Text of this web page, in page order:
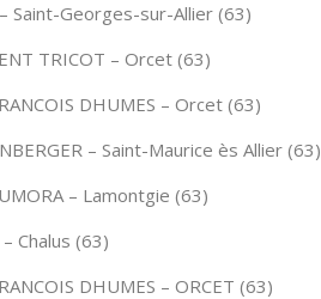
Saint-Georges-sur-Allier (63)
TRICOT – Orcet (63)
DHUMES – Orcet (63)
– Saint-Maurice ès Allier (63)
– Lamontgie (63)
– Chalus (63)
DHUMES – ORCET (63)